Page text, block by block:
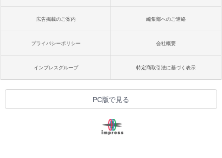
広告掲載のご案内 編集部へのご連絡
プライバシーポリシー 会社概要
インプレスグループ 特定商取引法に基づく表示
PC版で見る